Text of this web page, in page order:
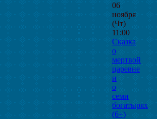
06
ноября
(Чт)
11:00
Сказка
о
мертвой
царевне
и
о
семи
богатырях
(6+)